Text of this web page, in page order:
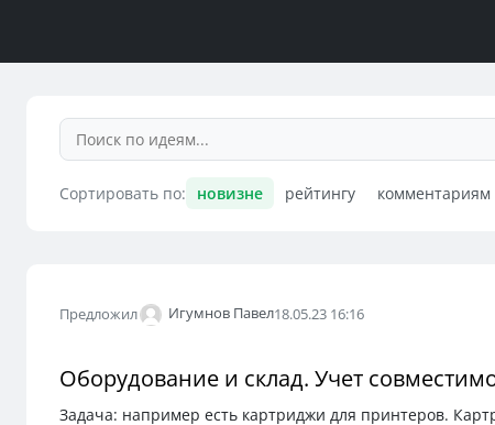
Сортировать по: новизне рейтингу комментариям
Предложил Игумнов Павел18.05.23 16:16
Оборудование и склад. Учет
Задача: например есть картриджи для принтеров.